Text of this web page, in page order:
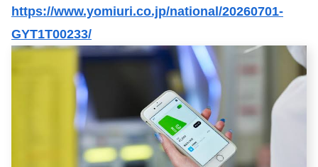
https://www.yomiuri.co.jp/national/20260701-
GYT1T00233/